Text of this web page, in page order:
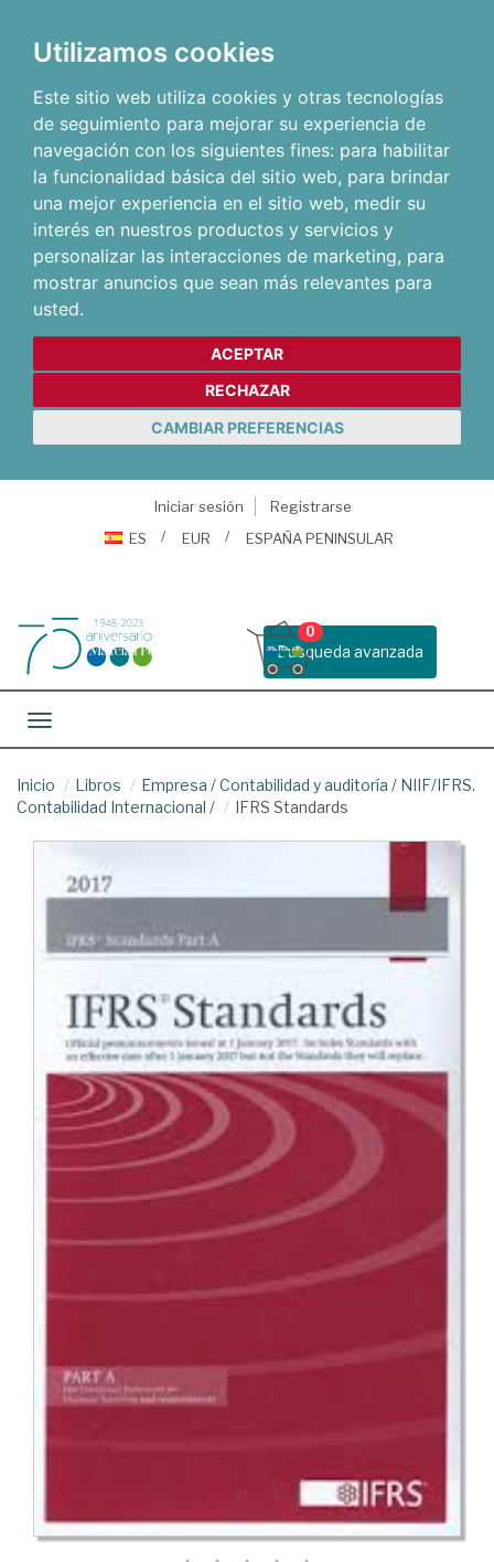
Utilizamos cookies
Este sitio web utiliza cookies y otras tecnologías
de seguimiento para mejorar su experiencia de
navegación con los siguientes fines: para habilitar
la funcionalidad básica del sitio web, para brindar
una mejor experiencia en el sitio web, medir su
interés en nuestros productos y servicios y
personalizar las interacciones de marketing, para
mostrar anuncios que sean más relevantes para
usted.
ACEPTAR
RECHAZAR
CAMBIAR PREFERENCIAS
Iniciar sesión
Registrarse
ES
EUR ESPAÑA PENINSULAR
Busqueda avanzada
0
Toggle navigation
Inicio Libros Empresa /Contabilidad y auditoría / NIIF/IFRS.
Contabilidad Internacional / IFRS Standards